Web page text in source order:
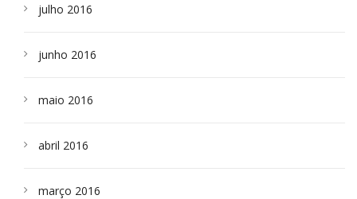
julho 2016
junho 2016
maio 2016
abril 2016
março 2016